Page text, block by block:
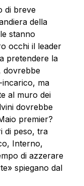
di breve
della
stanno
occhi il leader
pretendere la
dovrebbe
ma
al muro dei
dovrebbe
premier?
di peso, tra
Interno,
di azzerare
spiegano dal